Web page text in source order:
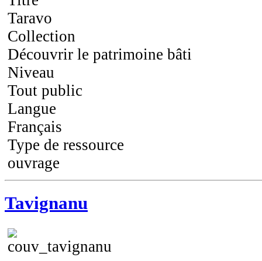
Taravo
Collection
Découvrir le patrimoine bâti
Niveau
Tout public
Langue
Français
Type de ressource
ouvrage
Tavignanu